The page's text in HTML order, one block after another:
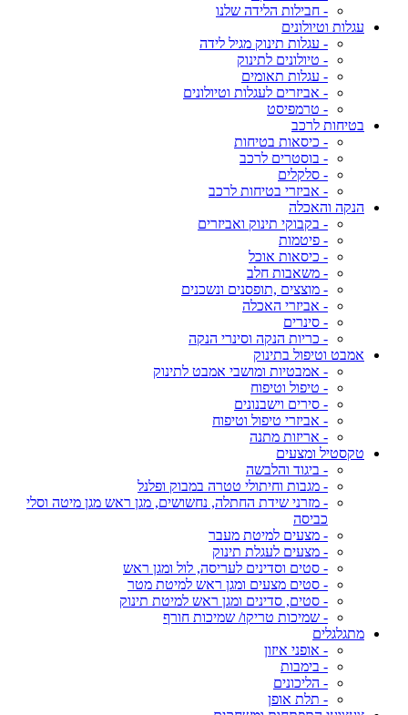
- חבילות הלידה שלנו
עגלות וטיולונים
- עגלות תינוק מגיל לידה
- טיולונים לתינוק
- עגלות תאומים
- אביזרים לעגלות וטיולונים
- טרמפיסט
בטיחות לרכב
- כיסאות בטיחות
- בוסטרים לרכב
- סלקלים
- אביזרי בטיחות לרכב
הנקה והאכלה
- בקבוקי תינוק ואביזרים
- פיטמות
- כיסאות אוכל
- משאבות חלב
- מוצצים ,תופסנים ונשכנים
- אביזרי האכלה
- סינרים
- כריות הנקה וסינרי הנקה
אמבט וטיפול בתינוק
- אמבטיות ומושבי אמבט לתינוק
- טיפול וטיפוח
- סירים וישבנונים
- אביזרי טיפול וטיפוח
- אריזות מתנה
טקסטיל ומצעים
- ביגוד והלבשה
- מגבות וחיתולי טטרה במבוק ופלנל
- מזרני שידת החתלה, נחשושים, מגן ראש מגן מיטה וסלי
כביסה
- מצעים למיטת מעבר
- מצעים לעגלת תינוק
- סטים וסדינים לעריסה, לול ומגן ראש
- סטים מצעים ומגן ראש למיטת מטר
- סטים, סדינים ומגן ראש למיטת תינוק
- שמיכות טריקו/ שמיכות חורף
מתגלגלים
- אופני איזון
- בימבות
- הליכונים
- תלת אופן